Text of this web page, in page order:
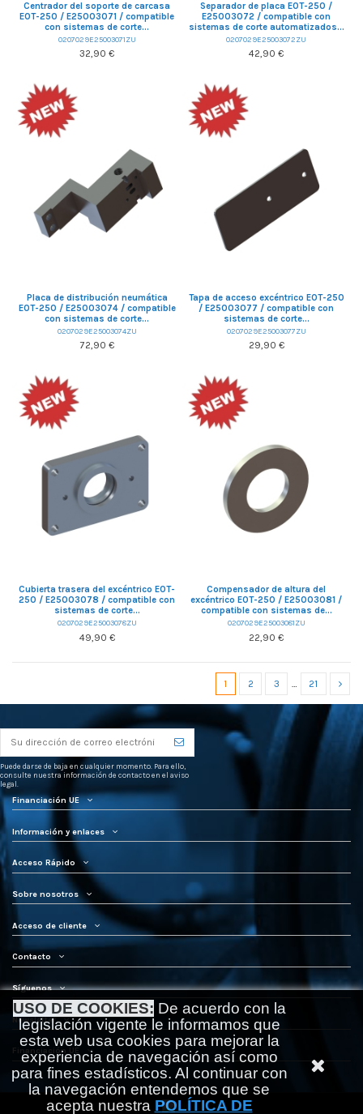
Centrador del soporte de carcasa
EOT-250 / E25003071 / compatible
con sistemas de corte...
0207029E25003071ZU
32,90 €
Separador de placa EOT-250 /
E25003072 / compatible con
sistemas de corte automatizados...
0207029E25003072ZU
42,90 €
Placa de distribución neumática
EOT-250 / E25003074 / compatible
con sistemas de corte...
0207029E25003074ZU
72,90 €
Tapa de acceso excéntrico EOT-250
/ E25003077 / compatible con
sistemas de corte...
0207029E25003077ZU
29,90 €
Cubierta trasera del excéntrico EOT-
250 / E25003078 / compatible con
sistemas de corte...
0207029E25003078ZU
49,90 €
Compensador de altura del
excéntrico EOT-250 / E25003081 /
compatible con sistemas de...
0207029E25003081ZU
22,90 €
1 2 3 … 21
Puede darse de baja en cualquier momento. Para ello,
consulte nuestra información de contacto en el aviso
legal.
Financiación UE
Información y enlaces
Acceso Rápido
Sobre nosotros
Acceso de cliente
Contacto
USO DE COOKIES: De acuerdo con la
legislación vigente le informamos que
esta web usa cookies para mejorar la
experiencia de navegación así como
para fines estadísticos. Al continuar con
la navegación entendemos que se
acepta nuestra POLÍTICA DE
Síguenos
Newsletter
Financiación UE